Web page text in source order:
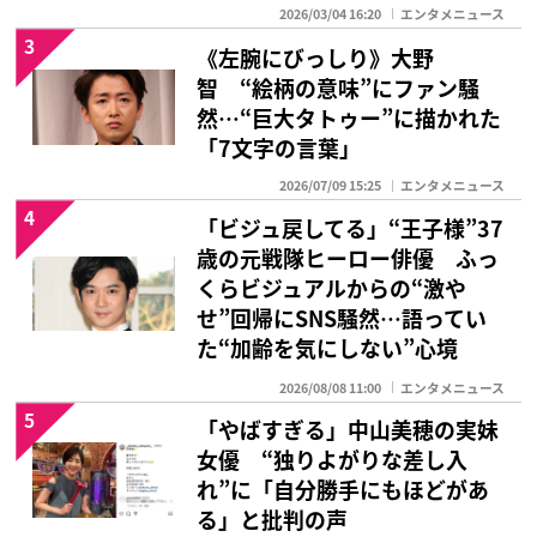
2026/03/04 16:20 エンタメニュース
《左腕にびっしり》大野
智 “絵柄の意味”にファン騒
然…“巨大タトゥー”に描かれた
「7文字の言葉」
2026/07/09 15:25 エンタメニュース
3
「ビジュ戻してる」“王子様”37
歳の元戦隊ヒーロー俳優 ふっ
くらビジュアルからの“激や
せ”回帰にSNS騒然…語ってい
た“加齢を気にしない”心境
2026/08/08 11:00 エンタメニュース
4
「やばすぎる」中山美穂の実妹
女優 “独りよがりな差し入
れ”に「自分勝手にもほどがあ
る」と批判の声
5